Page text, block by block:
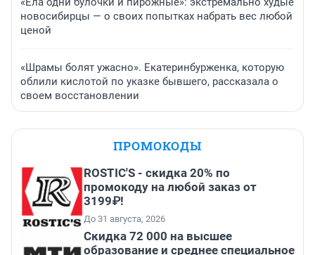
новосибирцы — о своих попытках набрать вес любой
ценой
«Шрамы болят ужасно». Екатеринбурженка, которую
облили кислотой по указке бывшего, рассказала о
своем восстановлении
ПРОМОКОДЫ
ROSTIC'S - скидка 20% по
промокоду на любой заказ от
3199₽!
До 31 августа, 2026
Скидка 72 000 на высшее
образование и среднее специальное